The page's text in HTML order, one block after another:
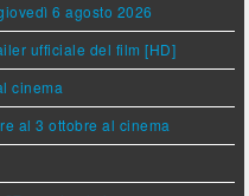
6 agosto 2026
ufficiale del film [HD]
cinema
al 3 ottobre al cinema